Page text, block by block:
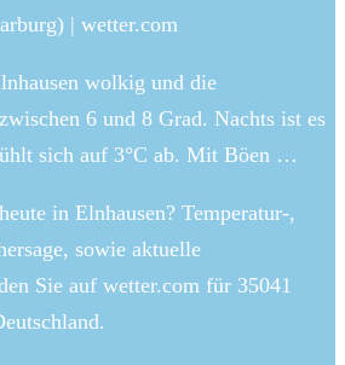
| wetter.com
wolkig und die
6 und 8 Grad. Nachts ist es
sich auf 3°C ab. Mit Böen …
in Elnhausen? Temperatur-,
sowie aktuelle
Sie auf wetter.com für 35041